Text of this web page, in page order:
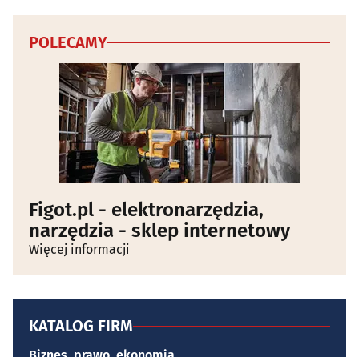
POLECAMY
Figot.pl - elektronarzędzia,
narzędzia - sklep internetowy
Więcej informacji
KATALOG FIRM